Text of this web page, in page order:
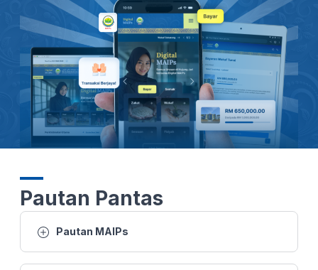
26 MAC 2026 - BERITA PERDANA- SOLAT SUNAT AL-ISTISQA' RAJA PERLIS BERSAMA HAMPIR 1,000 JEMAAH TUNAI
26 MAC 2026 -BTH- SUSULAN KEMARAU DAN CUACA PANAS: 1,000 JEMAAH TUNAIKAN SOLAT AL-ISTISQA DI PERLIS
25 MAC 2026 - BERITA WILAYAH - WILAYAH UTARA
21 MAC 2026 - BTH- AIDILFITRI RAJA PERLIS SOLAT SUNAT AIDILFITRI DI DATARAN ISTIADAT
Pautan Pantas
Pautan MAIPs